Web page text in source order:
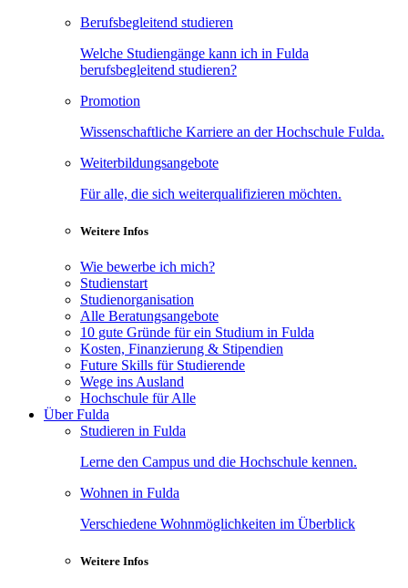
Berufsbegleitend studieren
Welche Studiengänge kann ich in Fulda
berufsbegleitend studieren?
Promotion
Wissenschaftliche Karriere an der Hochschule Fulda.
Weiterbildungsangebote
Für alle, die sich weiterqualifizieren möchten.
Weitere Infos
Wie bewerbe ich mich?
Studienstart
Studienorganisation
Alle Beratungsangebote
10 gute Gründe für ein Studium in Fulda
Kosten, Finanzierung & Stipendien
Future Skills für Studierende
Wege ins Ausland
Hochschule für Alle
Über Fulda
Studieren in Fulda
Lerne den Campus und die Hochschule kennen.
Wohnen in Fulda
Verschiedene Wohnmöglichkeiten im Überblick
Weitere Infos